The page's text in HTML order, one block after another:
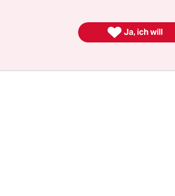
 Ja, ich will